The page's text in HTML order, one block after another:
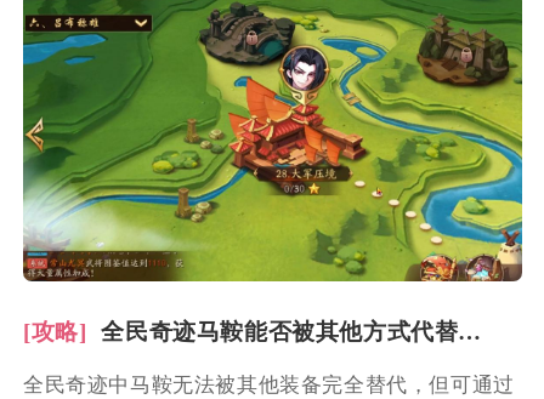
[攻略] 全民奇迹马鞍能否被其他方式代替获取
全民奇迹中马鞍无法被其他装备完全替代，但可通过